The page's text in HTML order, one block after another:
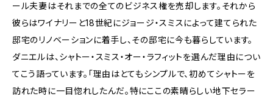
ール夫妻はそれまでの全てのビジネス権を売却します。それから
彼らはワイナリーと18世紀にジョージ・スミスによって建てられた
邸宅のリノベーションに着手し、その邸宅に今も暮らしています。
ダニエルは、シャトー・スミス・オー・ラフィットを選んだ理由につい
てこう語っています。「理由はとてもシンプルで、初めてシャトーを
訪れた時に一目惚れしたんだ。特にここの素晴らしい地下セラー